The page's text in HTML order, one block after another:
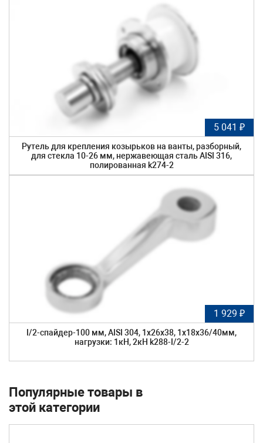
5 041 ₽
Рутель для крепления козырьков на ванты, разборный,
для стекла 10-26 мм, нержавеющая сталь AISI 316,
полированная k274-2
1 929 ₽
I/2-спайдер-100 мм, AISI 304, 1х26х38, 1х18х36/40мм,
нагрузки: 1кН, 2кН k288-I/2-2
Популярные товары в
этой категории